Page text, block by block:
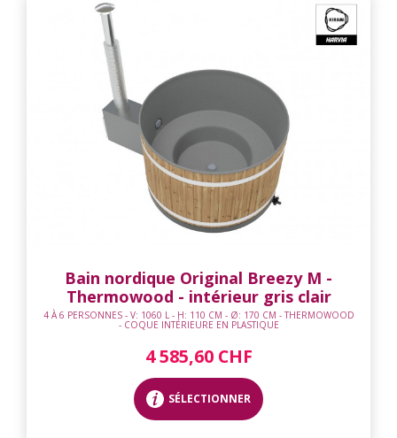
Bain nordique Original Breezy M -
Thermowood - intérieur gris clair
4 À 6 PERSONNES - V: 1060 L - H: 110 CM - Ø: 170 CM - THERMOWOOD
- COQUE INTÉRIEURE EN PLASTIQUE
4 585,60 CHF
SÉLECTIONNER